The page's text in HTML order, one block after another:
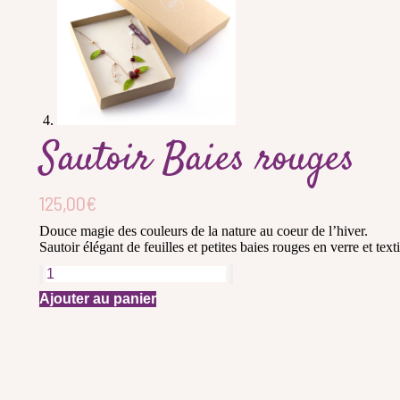
Sautoir Baies rouges
125,00€
Douce magie des couleurs de la nature au coeur de l’hiver.
Sautoir élégant de feuilles et petites baies rouges en verre et
quantité
Sautoir
Ajouter au panier